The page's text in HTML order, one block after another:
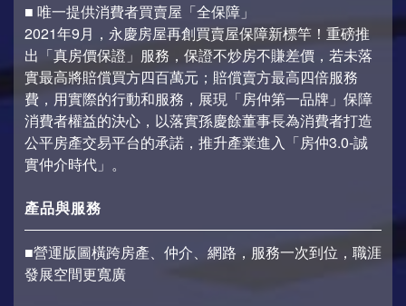
■ 唯一提供消費者買賣屋「全保障」
2021年9月，永慶房屋再創買賣屋保障新標竿！重磅推
出「真房價保證」服務，保證不炒房不賺差價，若未落
實最高將賠償買方四百萬元；賠償賣方最高四倍服務
費，用實際的行動和服務，展現「房仲第一品牌」保障
消費者權益的決心，以落實孫慶餘董事長為消費者打造
公平房產交易平台的承諾，推升產業進入「房仲3.0-誠
實仲介時代」。
產品與服務
■營運版圖橫跨房產、仲介、網路，服務一次到位，職涯
發展空間更寬廣